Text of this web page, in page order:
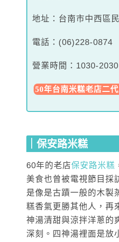
地址：台南市中西區
電話：(06)228-0874
營業時間：1030-2030
50年台南米糕老店二
｜保安路米糕
60年的老店保安路米糕
美食也曾被電視節目採
是像是古蹟一般的木製
糕香氣更勝其他人，再
神湯清甜與涼拌洋蔥的
深刻。四神湯裡面是放